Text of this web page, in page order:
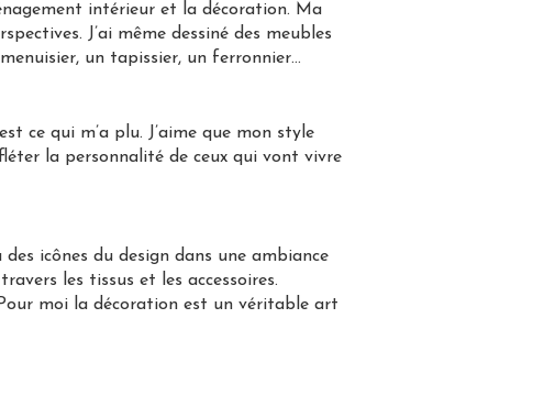
intérieur et la décoration. Ma
J’ai même dessiné des meubles
un tapissier, un ferronnier…
ce qui m’a plu. J’aime que mon style
la personnalité de ceux qui vont vivre
icônes du design dans une ambiance
les tissus et les accessoires.
moi la décoration est un véritable art